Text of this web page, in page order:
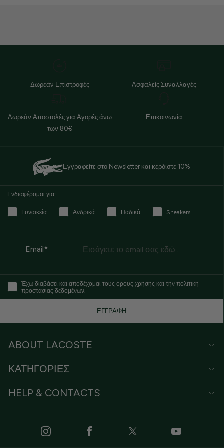
Δωρεάν Επιστροφές Ασφαλείς Συναλλαγές
Δωρεάν Αποστολές για Αγορές άνω
των 80€
Επικοινωνία
Εγγραφείτε στο Newsletter και κερδίστε 10%
Ενδιαφέρομαι για:
Γυναικεία Ανδρικά Παδικά Sneakers
Email*
Έχω διαβάσει και αποδέχομαι τους όρους χρήσης και την πολιτική
προστασίας δεδομένων.
ΕΓΓΡΑΦΗ
ABOUT LACOSTE
ΚΑΤΗΓΟΡΙΕΣ
HELP & CONTACTS